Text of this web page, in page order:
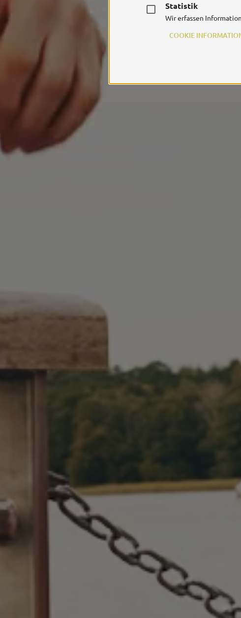
Statistik
Wir erfassen
COOKIE